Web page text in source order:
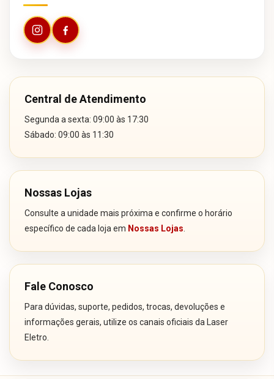
Central de Atendimento
Segunda a sexta: 09:00 às 17:30
Sábado: 09:00 às 11:30
Nossas Lojas
Consulte a unidade mais próxima e confirme o horário
específico de cada loja em Nossas Lojas
Fale Conosco
Para dúvidas, suporte, pedidos, trocas, devoluções e
informações gerais, utilize os canais oficiais da Laser
Eletro.